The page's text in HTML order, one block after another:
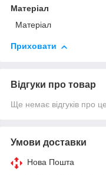
Матеріал
Матеріал
Приховати
Відгуки про товар
Ще немає відгуків про
Умови доставки
Нова Пошта